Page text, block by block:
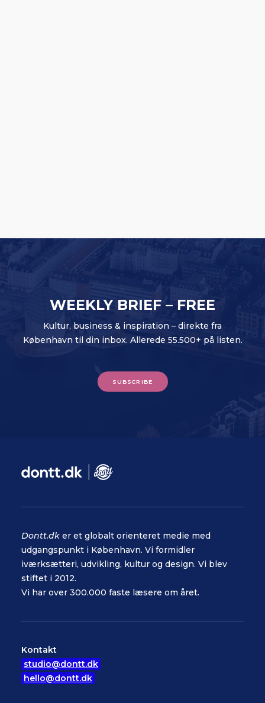
WEEKLY BRIEF – FREE
Kultur, business & inspiration – direkte fra
København til din inbox. Allerede 55.500+ på listen.
SUBSCRIBE
Dontt.dk er et globalt orienteret medie med
udgangspunkt i København. Vi formidler
iværksætteri, udvikling, kultur og design. Vi blev
stiftet i 2012.
Vi har over 300.000 faste læsere om året.
Kontakt
studio@dontt.dk
hello@dontt.dk